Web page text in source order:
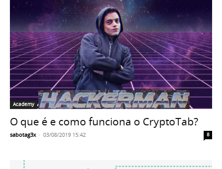
Academy
O que é e como funciona o CryptoTab?
sabotag3x - 03/08/2019 15:42 8